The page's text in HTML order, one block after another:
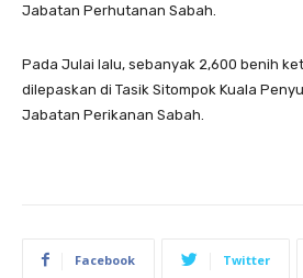
Jabatan Perhutanan Sabah.
Pada Julai lalu, sebanyak 2,600 benih
dilepaskan di Tasik Sitompok Kuala
Jabatan Perikanan Sabah.
Facebook Twitter